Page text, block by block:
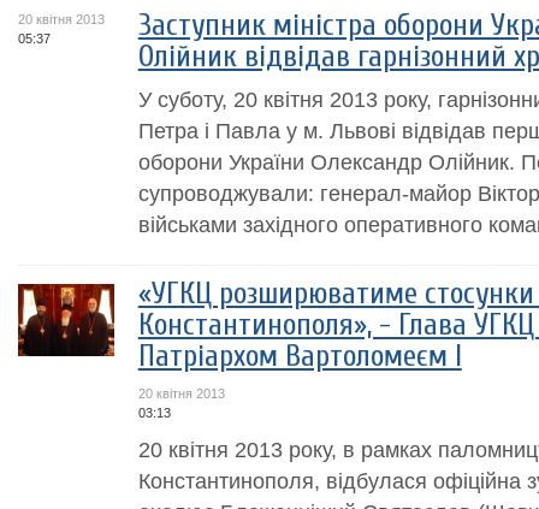
20 квітня 2013
05:37
Заступник міністра оборони
Олійник відвідав гарнізонний
У суботу, 20 квітня 2013 року,
Петра і Павла у м. Львові відвідав
оборони України Олександр Олійник.
супроводжували: генерал-майор
військами західного оперативного
«УГКЦ розширюватиме
Константинополя», - Глава УГКЦ
Патріархом Вартоломеєм I
20 квітня 2013
03:13
20 квітня 2013 року, в рамках
Константинополя, відбулася офіційна